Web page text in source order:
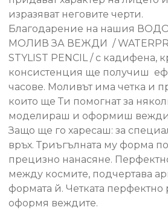
изразяват неговите черти.
Благодарение на нашия
МОЛИВ ЗА ВЕЖДИ /
STYLIST PENCIL / с кадифена,
консистенция ще получиш
часове. Моливът има четка и
които ще Ти помогнат за
моделираш и оформиш
Защо ще го харесаш: за
връх. Триъгълната му форма
прецизно нанасяне.
между космите, подчертава
формата й. Четката перфектно
оформя веждите.